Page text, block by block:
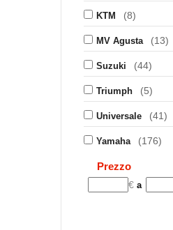
KTM (8)
MV Agusta (13)
Suzuki (44)
Triumph (5)
Universale (41)
Yamaha (176)
Prezzo
€a